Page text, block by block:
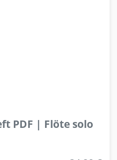
PDF | Flöte solo